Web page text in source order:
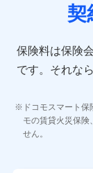
10.受託業務
11.マイカー
ビスに関して
各種お問い合
当社のサービ
をお送りするた
契
保険料は保険
です。 それな
ドコモスマート
モの賃貸火災保険
せん。